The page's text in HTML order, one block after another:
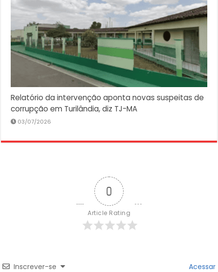
Relatório da intervenção aponta novas suspeitas de
corrupção em Turilândia, diz TJ-MA
03/07/2026
0
Article Rating
Inscrever-se Acessar